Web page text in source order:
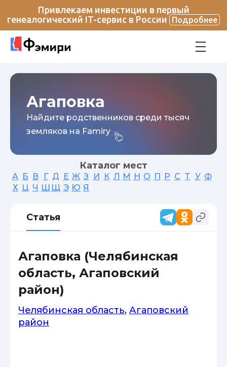
Привлекаем инвестиции в первый
генеалогический IT-сервис в России
Подробнее
Агаповка
Найдите родственников среди тысяч
земляков на Famiry
Каталог мест
А Б В Г Д Е Ж З И К Л М Н О П Р С Т У Ф
Х Ц Ч Ш Щ Э Ю Я
Статья
Агаповка (Челябинская
область, Агаповский
район)
Челябинская область, Агаповский
район